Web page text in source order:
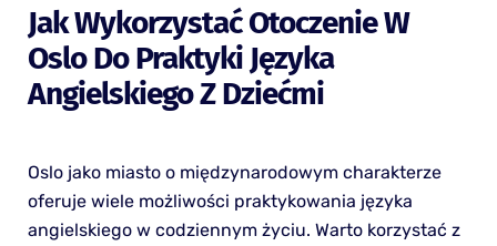
Jak Wykorzystać Otoczenie W
Oslo Do Praktyki Języka
Angielskiego Z Dziećmi
Oslo jako miasto o międzynarodowym charakterze
oferuje wiele możliwości praktykowania języka
angielskiego w codziennym życiu. Warto korzystać z